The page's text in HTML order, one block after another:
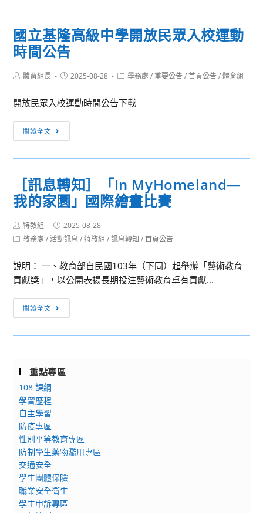
才
能
班
學
參
與
國
際
藝
賽
計
畫」
通
請
欲
請
學
年
2
期
(115
年
月
1
日)
退
休
之
教
前
提
國立基隆高級中學開放民眾入校運動
時間公告
Post體育組長
Post2025-08-28
Post學務處 / 重要公告 / 首頁公告 / 體育組
開放民眾入校運動時間公告下載
閱讀全文
立
基
高
級
學
開
民
眾
入
動
［訊息轉知］「In MyHomeland—
我的家園」國際繪畫比賽
Post
author:
特教組
Post
published:
2025-08-28
Post教務處 / 活動訊息 / 特教組 / 訊息轉知 / 首頁公告
說明： 一、教育部自民國103年（下同）起舉辦「藝術教育
貢獻獎」，以公開表揚長期投注藝術教育卓有貢獻...
閱讀全文
息
轉
園」
國
重點專區
108 課綱
學習歷程
自主學習
防疫專區
性別平等教育專區
防制學生藥物濫用專區
交通安全
學生團體保險
職業安全衛生
學生申訴專區